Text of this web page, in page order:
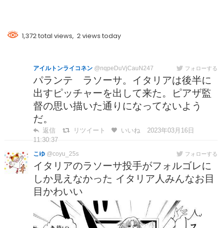
1,372 total views, 2 views today
アイルトンライコネン @nqpeDuVjCauN247 フォローする
パランテ ラソーサ。イタリアは後半に
出すピッチャーを出して来た。ピアザ監
督の思い描いた通りになってないよう
だ。
返信 リツイート いいね
2023年03月16日
11:30:37
こゆ @coyu_25s フォローする
イタリアのラソーサ投手がフォルゴレに
しか見えなかった イタリア人みんなお目
目かわいい